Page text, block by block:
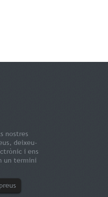
nostres
deixeu-
i ens
un termini